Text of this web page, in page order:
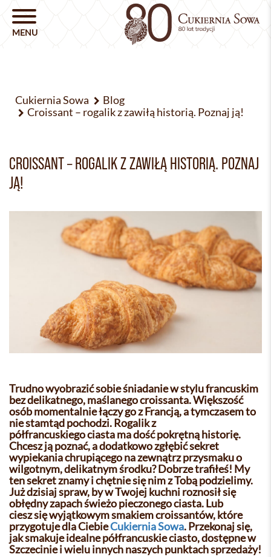
Cukiernia Sowa
Blog
Croissant – rogalik z zawiłą historią. Poznaj ją!
CROISSANT – ROGALIK Z ZAWIŁĄ HISTORIĄ. POZNAJ
JĄ!
Trudno wyobrazić sobie śniadanie w stylu francuskim
bez delikatnego, maślanego croissanta. Większość
osób momentalnie łączy go z Francją, a tymczasem to
nie stamtąd pochodzi. Rogalik z
półfrancuskiego ciasta ma dość pokrętną historię.
Chcesz ją poznać, a dodatkowo zgłębić sekret
wypiekania chrupiącego na zewnątrz przysmaku o
wilgotnym, delikatnym środku? Dobrze trafiłeś! My
ten sekret znamy i chętnie się nim z Tobą podzielimy.
Już dzisiaj spraw, by w Twojej kuchni roznosił się
obłędny zapach świeżo pieczonego ciasta. Lub
ciesz się wyjątkowym smakiem croissantów, które
przygotuje dla CiebieCukiernia Sowa. Przekonaj się,
jak smakuje idealne półfrancuskie ciasto, dostępne w
Szczecinie i wielu innych naszych punktach sprzedaży!